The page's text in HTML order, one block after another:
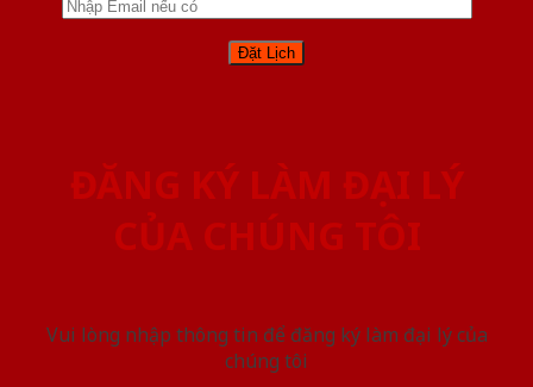
ĐĂNG KÝ LÀM ĐẠI LÝ
CỦA CHÚNG TÔI
Vui lòng nhập thông tin để đăng ký làm đại lý của
chúng tôi